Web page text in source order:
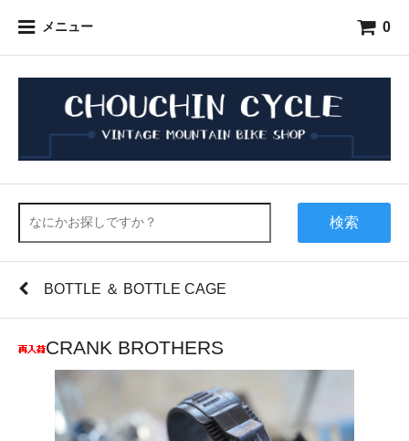
メニュー 0
検索
BOTTLE ＆ BOTTLE CAGE
CRANK BROTHERS